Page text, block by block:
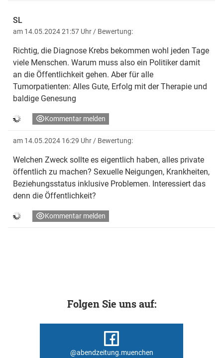
SL
am 14.05.2024 21:57 Uhr / Bewertung:
Richtig, die Diagnose Krebs bekommen wohl jeden Tage
viele Menschen. Warum muss also ein Politiker damit
an die Öffentlichkeit gehen. Aber für alle
Tumorpatienten: Alles Gute, Erfolg mit der Therapie und
baldige Genesung
Kommentar melden
am 14.05.2024 16:29 Uhr / Bewertung:
Welchen Zweck sollte es eigentlich haben, alles private
öffentlich zu machen? Sexuelle Neigungen, Krankheiten,
Beziehungsstatus inklusive Problemen. Interessiert das
denn die Öffentlichkeit?
Kommentar melden
Folgen Sie uns auf:
@abendzeitung.muenchen